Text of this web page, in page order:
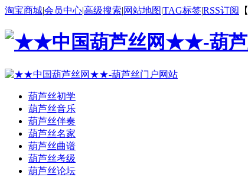
淘宝商城|会员中心|高级搜索|网站地图|TAG标签|RSS订阅 【
葫芦丝初学
葫芦丝音乐
葫芦丝伴奏
葫芦丝名家
葫芦丝曲谱
葫芦丝考级
葫芦丝论坛